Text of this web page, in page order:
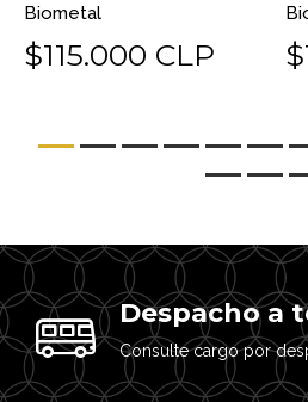
Biometal
$115.000 CLP
Despacho a
Consulte cargo por